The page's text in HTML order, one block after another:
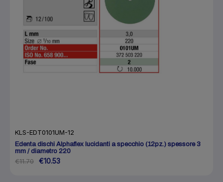
KLS-EDT0101UM-12
Edenta dischi Alphaflex lucidanti a specchio (12pz.) spessore 3
mm / diametro 220
€11.70 €10.53